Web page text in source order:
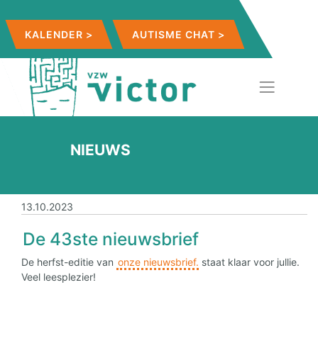
KALENDER > AUTISME CHAT >
NIEUWS
13.10.2023
De 43ste nieuwsbrief
De herfst-editie van onze nieuwsbrief. staat klaar voor jullie.
Veel leesplezier!